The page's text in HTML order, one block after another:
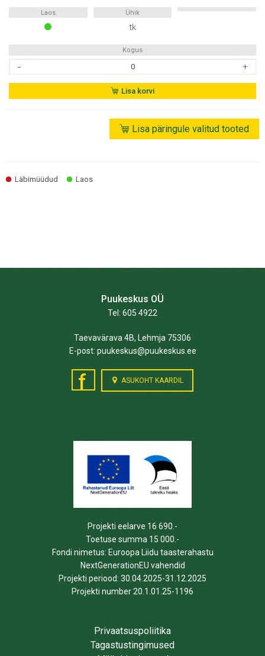
Laos Ühik
tk
Kogus
pk
Lisa korvi
Lisa päringule valitud tooted
Läbimüüdud Laos
Puukeskus OÜ
Tel: 605 4922
Taevavärava 4B, Lehmja 75306
E-post: puukeskus@puukeskus.ee
f ASUKOHT KAARDIL
Projekti eelarve 16 690.-
Toetuse summa 15 000.-
Fondi nimetus: Euroopa Liidu taasterahastu
NextGenerationEU vahendid
Projekti periood: 30.04.2025-31.12.2025
Projekti number 20.1.01.25-1196
Privaatsuspoliitika
Tagastustingimused